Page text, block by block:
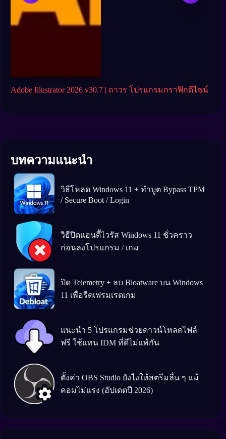
Adobe Illustrator 2026 v30.7 | ถาวร โปรแกรมกราฟิกดีไซน์
บทความแนะนำ
วิธีโหลด Windows 11 + ทำบูต Bypass TPM
/ Secure Boot / Login
วิธีปิดแอนตีัไวรัส Windows 11 ชั่วคราว
ก่อนลงโปรแกรม / เกม
ปิด Telemetry + ลบ Bloatware บน Windows
11 เพื่อรีดเฟรมเรตเกม
แนะนำ 5 โปรแกรมช่วยดาวน์โหลดไฟล์
ฟรี ใช้แทน IDM ที่ดีไม่แพ้กัน
ตั้งค่า OBS Studio ยังไงให้สตรีมลื่น ๆ แม้
คอมไม่แรง (อัปเดตปี 2026)